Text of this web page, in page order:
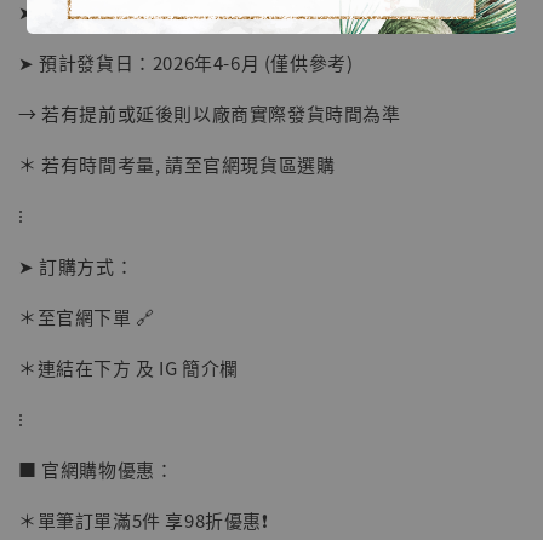
【店內現貨】海賊王 系列蒐藏雕像 布魯克達
NT$ 1,870
➤ 預購截止日：待工作室通知
➤ 預計發貨日：2026年4-6月 (僅供參考)
→ 若有提前或延後則以廠商實際發貨時間為準
＊ 若有時間考量, 請至官網現貨區選購
⁝
➤ 訂購方式：
＊至官網下單 🔗
＊連結在下方 及 IG 簡介欄
⁝
■ 官網購物優惠：
＊單筆訂單滿5件 享98折優惠❗️